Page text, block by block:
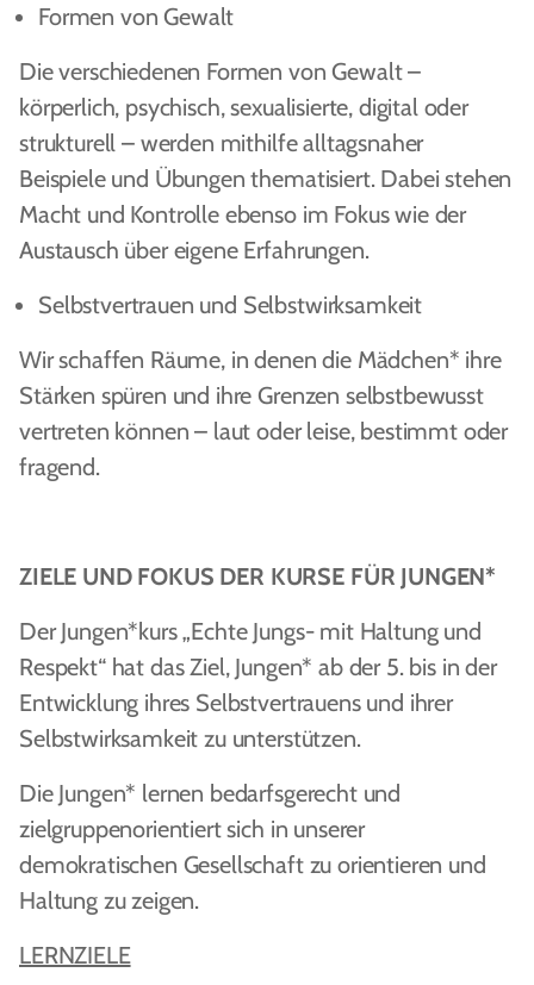
Formen von Gewalt
Die verschiedenen Formen von Gewalt –
körperlich, psychisch, sexualisierte, digital oder
strukturell – werden mithilfe alltagsnaher
Beispiele und Übungen thematisiert. Dabei stehen
Macht und Kontrolle ebenso im Fokus wie der
Austausch über eigene Erfahrungen.
Selbstvertrauen und Selbstwirksamkeit
Wir schaffen Räume, in denen die Mädchen* ihre
Stärken spüren und ihre Grenzen selbstbewusst
vertreten können – laut oder leise, bestimmt oder
fragend.
ZIELE UND FOKUS DER KURSE FÜR JUNGEN*
Der Jungen*kurs „Echte Jungs- mit Haltung und
Respekt“ hat das Ziel, Jungen* ab der 5. bis in der
Entwicklung ihres Selbstvertrauens und ihrer
Selbstwirksamkeit zu unterstützen.
Die Jungen* lernen bedarfsgerecht und
zielgruppenorientiert sich in unserer
demokratischen Gesellschaft zu orientieren und
Haltung zu zeigen.
LERNZIELE